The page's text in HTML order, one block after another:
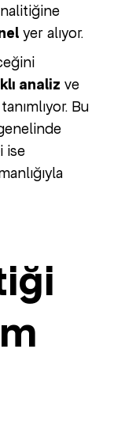
yer alıyor.
analiz ve
Bu
ise